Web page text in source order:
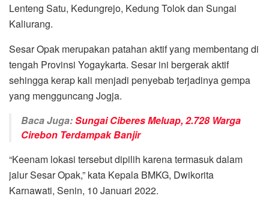
Lenteng Satu, Kedungrejo, Kedung Tolok dan Sungai
Kaliurang.
Sesar Opak merupakan patahan aktif yang membentang di
tengah Provinsi Yogaykarta. Sesar ini bergerak aktif
sehingga kerap kali menjadi penyebab terjadinya gempa
yang mengguncang Jogja.
Baca Juga:Sungai Ciberes Meluap, 2.728 Warga
Cirebon Terdampak Banjir
“Keenam lokasi tersebut dipilih karena termasuk dalam
jalur Sesar Opak,” kata Kepala BMKG, Dwikorita
Karnawati, Senin, 10 Januari 2022.